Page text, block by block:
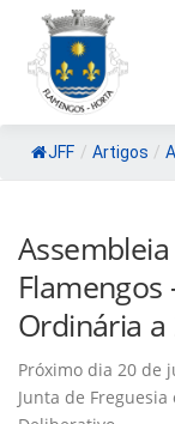
Saltar
conteúdo
NOSSOS
JFF / Artigos /
Flamengos
Ordinária
Próximo dia 20 de
Junta de